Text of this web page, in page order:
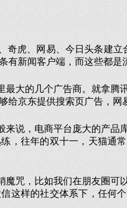
奇虎、网易、今日头条建
有新闻客户端，而这些都是
最大的几个广告商。就拿腾
给京东提供搜索页广告，网
来说，电商平台庞大的产品
，往年的双十一，天猫通
咒，比如我们在朋友圈可
这样的社交体系下，任何